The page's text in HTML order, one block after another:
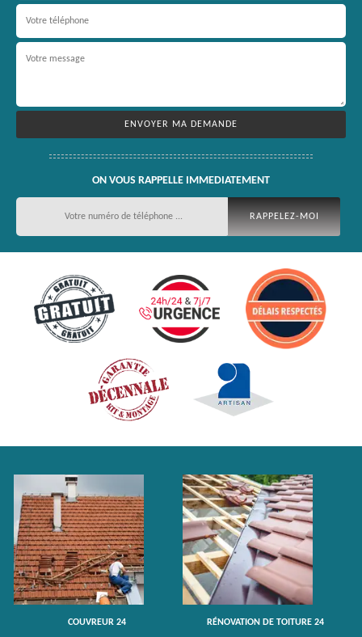
ON VOUS RAPPELLE IMMEDIATEMENT
COUVREUR 24 RÉNOVATION DE TOITURE 24